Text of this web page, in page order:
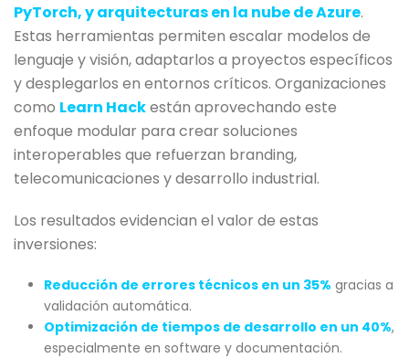
PyTorch, y arquitecturas en la nube de Azure.
Estas herramientas permiten escalar modelos de
lenguaje y visión, adaptarlos a proyectos específicos
y desplegarlos en entornos críticos. Organizaciones
como Learn Hackestán aprovechando este
enfoque modular para crear soluciones
interoperables que refuerzan branding,
telecomunicaciones y desarrollo industrial.
Los resultados evidencian el valor de estas
inversiones:
Reducción de errores técnicos en un 35% gracias a
validación automática.
Optimización de tiempos de desarrollo en un 40%,
especialmente en software y documentación.